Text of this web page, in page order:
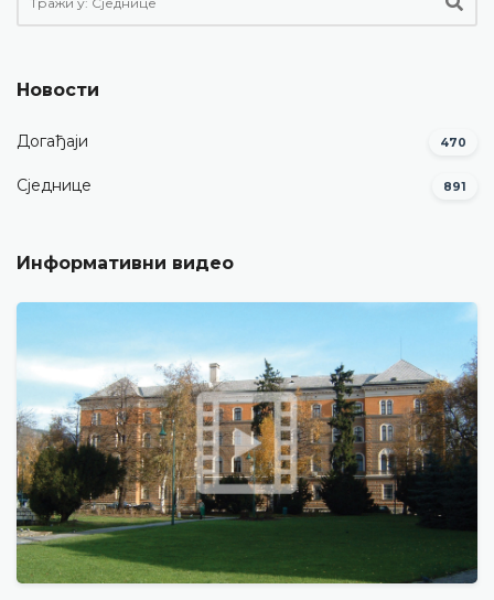
Новости
Догађаји 470
Сједнице 891
Информативни видео